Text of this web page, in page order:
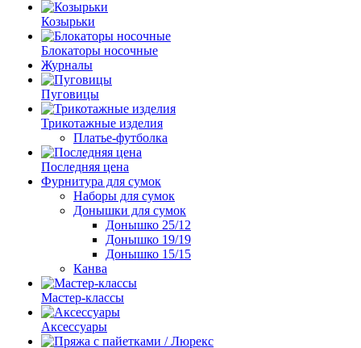
Козырьки
Блокаторы носочные
Журналы
Пуговицы
Трикотажные изделия
Платье-футболка
Последняя цена
Фурнитура для сумок
Наборы для сумок
Донышки для сумок
Донышко 25/12
Донышко 19/19
Донышко 15/15
Канва
Мастер-классы
Аксессуары